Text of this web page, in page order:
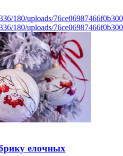
180/uploads/
180/uploads/
елочных